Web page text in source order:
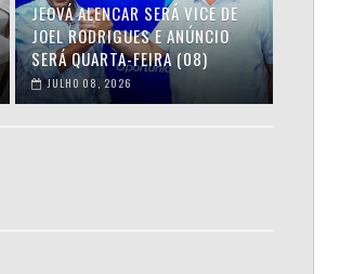
JEOVÁ ALENCAR SERÁ VICE DE
JOEL RODRIGUES E ANÚNCIO
SERÁ QUARTA-FEIRA (08)
JULHO 08, 2026